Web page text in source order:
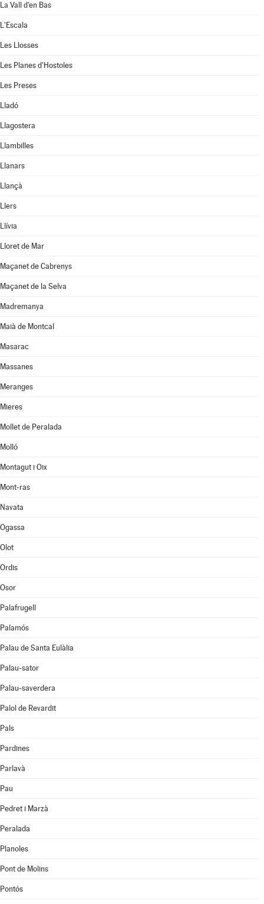
La Vall d'en Bas
L'Escala
Les Llosses
Les Planes d'Hostoles
Les Preses
Lladó
Llagostera
Llambilles
Llanars
Llançà
Llers
Llívia
Lloret de Mar
Maçanet de Cabrenys
Maçanet de la Selva
Madremanya
Maià de Montcal
Masarac
Massanes
Meranges
Mieres
Mollet de Peralada
Molló
Montagut i Oix
Mont-ras
Navata
Ogassa
Olot
Ordis
Osor
Palafrugell
Palamós
Palau de Santa Eulàlia
Palau-sator
Palau-saverdera
Palol de Revardit
Pals
Pardines
Parlavà
Pau
Pedret i Marzà
Peralada
Planoles
Pont de Molins
Pontós